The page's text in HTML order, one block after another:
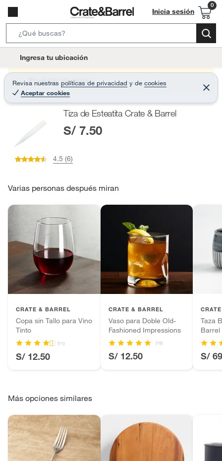
Inicia sesión
e
r
c
B
t
o
Ingresa tu ubicación
Revisa nuestras políticas de privacidad y de cookies
Aceptar cookies
C
e
r
Producto sin stock :(
Tiza de Esteatita Crate & Barrel
S/ 7.50
4.5 (6)
Varias personas después miran
CRATE & BARREL
Copa sin Tallo para Vino
Tinto
(11)
S/ 12.50
CRATE & BARREL
Vaso para Doble Old-
Fashioned Impressions
(15)
S/ 12.50
Taza
Barrel
S/
Más opciones similares